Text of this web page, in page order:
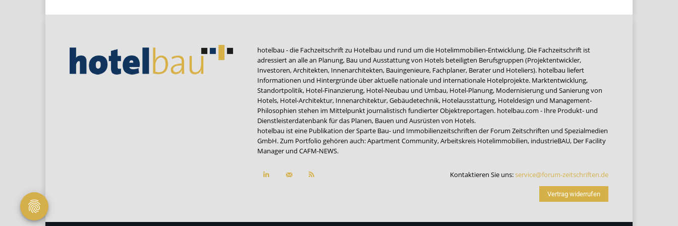
hotelbau - die Fachzeitschrift zu Hotelbau und rund um die Hotelimmobilien-Entwicklung. Die Fachzeitschrift ist
adressiert an alle an Planung, Bau und Ausstattung von Hotels beteiligten Berufsgruppen (Projektentwickler,
Investoren, Architekten, Innenarchitekten, Bauingenieure, Fachplaner, Berater und Hoteliers). hotelbau liefert
Informationen und Hintergründe über aktuelle nationale und internationale Hotelprojekte. Marktentwicklung,
Standortpolitik, Hotel-Finanzierung, Hotel-Neubau und Umbau, Hotel-Planung, Modernisierung und Sanierung von
Hotels, Hotel-Architektur, Innenarchitektur, Gebäudetechnik, Hotelausstattung, Hoteldesign und Management-
Philosophien stehen im Mittelpunkt journalistisch fundierter Objektreportagen. hotelbau.com - Ihre Produkt- und
Dienstleisterdatenbank für das Planen, Bauen und Ausrüsten von Hotels.
hotelbau ist eine Publikation der Sparte Bau- und Immobilienzeitschriften der Forum Zeitschriften und Spezialmedien
GmbH. Zum Portfolio gehören auch:Apartment Community,Arbeitskreis Hotelimmobilien, industrieBAU, Der Facility
Manager und CAFM-NEWS.
Kontaktieren Sie uns:service@forum-zeitschriften.de
Vertrag widerrufen